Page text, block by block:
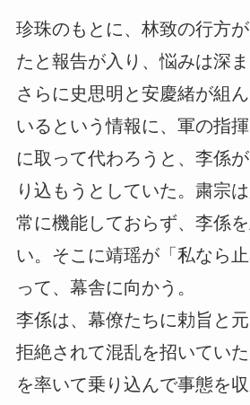
珍珠のもとに、林致の行方
たと報告が入り、悩みは深ま
さらに史思明と安慶緒が組
いるという情報に、軍の指
に取って代わろうと、李係
り込もうとしていた。粛宗
常に機能しておらず、李係
い。そこに靖瑶が「私なら
って、幕舎に向かう。
李係は、幕僚たちに勅旨と
拒絶されて混乱を招いてい
を率いて乗り込んで事態を